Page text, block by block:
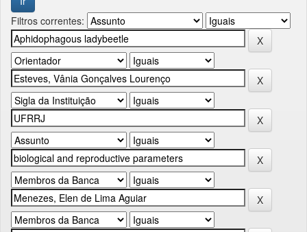
Filtros correntes: